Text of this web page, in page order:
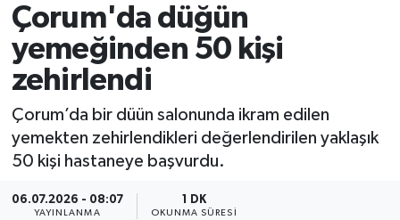
Çorum'da düğün
yemeğinden 50 kişi
zehirlendi
Çorum’da bir düün salonunda ikram edilen
yemekten zehirlendikleri değerlendirilen yaklaşık
50 kişi hastaneye başvurdu.
06.07.2026 - 08:07
YAYINLANMA
1 DK
OKUNMA SÜRESI
SPOR
YAŞAM
Son Dakika Haberleri
Haber Arşivi